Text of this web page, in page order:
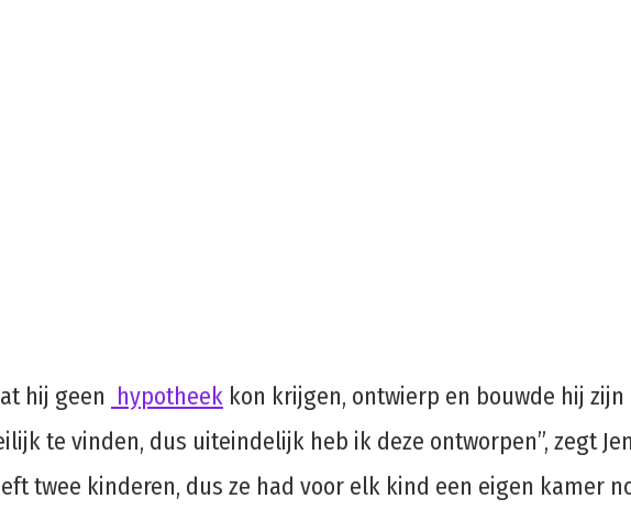
hij geen hypotheek kon krijgen, ontwierp en bouwde hij
te vinden, dus uiteindelijk heb ik deze ontworpen”, zegt
twee kinderen, dus ze had voor elk kind een eigen kamer